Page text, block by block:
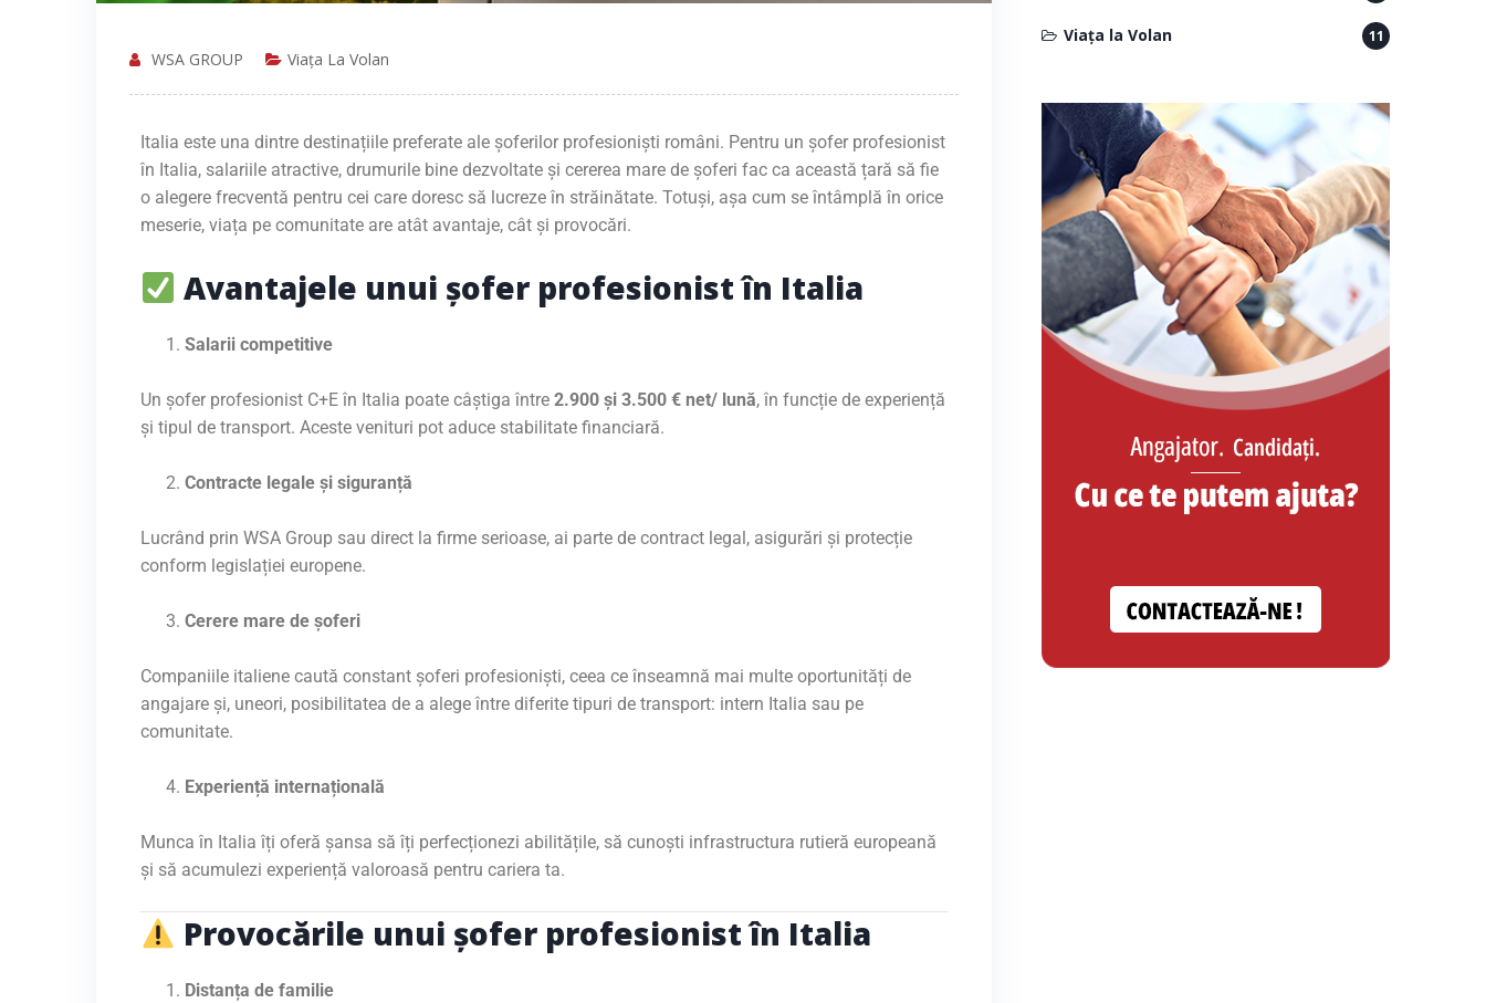
WSA GROUP Viața La Volan
Italia este una dintre destinațiile preferate ale șoferilor profesioniști români. Pentru un șofer profesionist
în Italia, salariile atractive, drumurile bine dezvoltate și cererea mare de șoferi fac ca această țară să fie
o alegere frecventă pentru cei care doresc să lucreze în străinătate. Totuși, așa cum se întâmplă în orice
meserie, viața pe comunitate are atât avantaje, cât și provocări.
Avantajele unui șofer profesionist în Italia
Salarii competitive
Un șofer profesionist C+E în Italia poate câștiga între 2.900 și 3.500 € net/ lună, în funcție de experiență
și tipul de transport. Aceste venituri pot aduce stabilitate financiară.
Contracte legale și siguranță
Lucrând prin WSA Group sau direct la firme serioase, ai parte de contract legal, asigurări și protecție
conform legislației europene.
Cerere mare de șoferi
Companiile italiene caută constant șoferi profesioniști, ceea ce înseamnă mai multe oportunități de
angajare și, uneori, posibilitatea de a alege între diferite tipuri de transport: intern Italia sau pe
comunitate.
Experiență internațională
Munca în Italia îți oferă șansa să îți perfecționezi abilitățile, să cunoști infrastructura rutieră europeană
și să acumulezi experiență valoroasă pentru cariera ta.
Provocările unui șofer profesionist în Italia
Distanța de familie
Viața la Volan 11